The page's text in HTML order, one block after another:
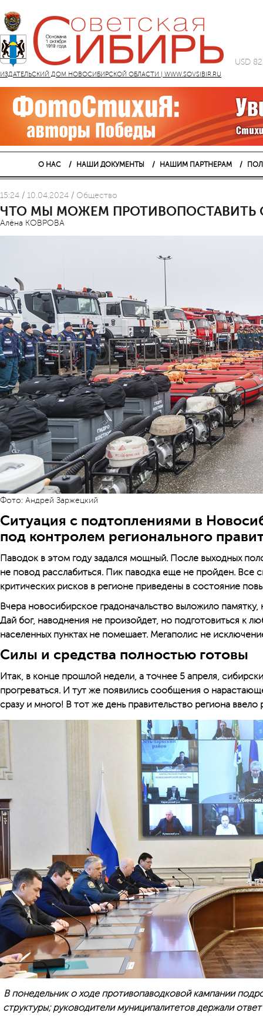
ИЗДАТЕЛЬСКИЙ ДОМ НОВОСИБИРСКОЙ ОБЛАСТИ | WWW.SOVSIBIR.RU
USD
О НАС НАШИ ДОКУМЕНТЫ НАШИМ ПАРТНЕРАМ
15:24 / 10.04.2024 / Общество
ЧТО МЫ МОЖЕМ ПРОТИВОПОСТАВИТЬ
Алёна КОВРОВА
Фото: Андрей Заржецкий
Ситуация с подтоплениями в
под контролем регионального
Паводок в этом году задался мощный. После выходных
не повод расслабиться. Пик паводка еще не пройден. Все
критических рисков в регионе приведены в состояние
Вчера новосибирское градоначальство выложило памятку,
Дай бог, наводнения не произойдет, но подготовиться к
населенных пунктах не помешает. Мегаполис не
Силы и средства полностью готовы
Итак, в конце прошлой недели, а точнее 5 апреля,
прогреваться. И тут же появились сообщения о
сразу и много! В тот же день правительство региона
В понедельник о ходе противопаводковой кампании
структуры; руководители муниципалитетов держали